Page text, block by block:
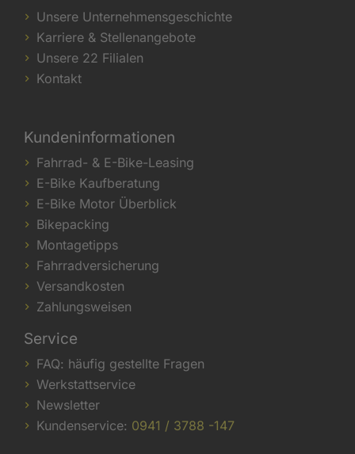
Unsere Unternehmensgeschichte
Karriere & Stellenangebote
Unsere 22 Filialen
Kontakt
Kundeninformationen
Fahrrad- & E-Bike-Leasing
E-Bike Kaufberatung
E-Bike Motor Überblick
Bikepacking
Montagetipps
Fahrradversicherung
Versandkosten
Zahlungsweisen
Service
FAQ: häufig gestellte Fragen
Werkstattservice
Newsletter
Kundenservice: 0941 / 3788 -147